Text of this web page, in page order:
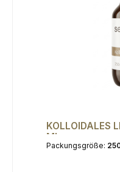
KOLLOIDALES
ML
Packungsgröße: